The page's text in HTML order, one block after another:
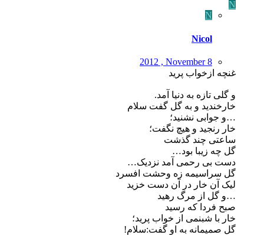
N
N
Nicol
2012 , November 8
غنچه ازخواب پرید
و گلی تازه به دنیا آمد.
خارخندید و به گل گفت سلام
…و جوابی نشنید؛
خار رنجید و هیچ نگفت؛
ساعتی چند گذشت
گل چه زیبا بود…
دست بی رحمی آمد نزدیک…
گل سراسیمه زه وحشت افسرد
لیک آن خار در آن دست خزید
…و گل از مرگ رهید
صبح فردا که رسید
خار با شبنمی از خواب پرید؛
گل صمیمانه به او گفت:سلام!